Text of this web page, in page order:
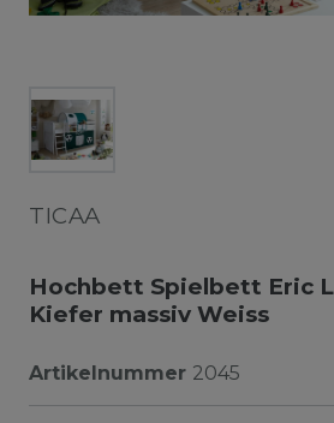
TICAA
Hochbett Spielbett Eric
Kiefer massiv Weiss
Artikelnummer 2045